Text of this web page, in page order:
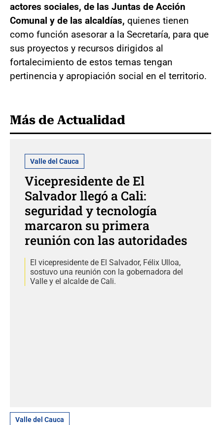
actores sociales, de las Juntas de Acción
Comunal y de las alcaldías, quienes tienen
como función asesorar a la Secretaría, para que
sus proyectos y recursos dirigidos al
fortalecimiento de estos temas tengan
pertinencia y apropiación social en el territorio.
Más de Actualidad
Valle del Cauca
Vicepresidente de El
Salvador llegó a Cali:
seguridad y tecnología
marcaron su primera
reunión con las autoridades
El vicepresidente de El Salvador, Félix Ulloa,
sostuvo una reunión con la gobernadora del
Valle y el alcalde de Cali.
Valle del Cauca